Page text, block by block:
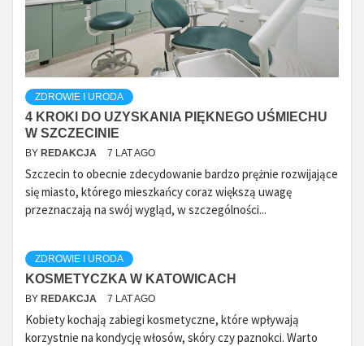
ZDROWIE I URODA
4 KROKI DO UZYSKANIA PIĘKNEGO UŚMIECHU
W SZCZECINIE
BY REDAKCJA 7 LAT AGO
Szczecin to obecnie zdecydowanie bardzo prężnie rozwijające
się miasto, którego mieszkańcy coraz większą uwagę
przeznaczają na swój wygląd, w szczególności...
ZDROWIE I URODA
KOSMETYCZKA W KATOWICACH
BY REDAKCJA 7 LAT AGO
Kobiety kochają zabiegi kosmetyczne, które wpływają
korzystnie na kondycję włosów, skóry czy paznokci. Warto